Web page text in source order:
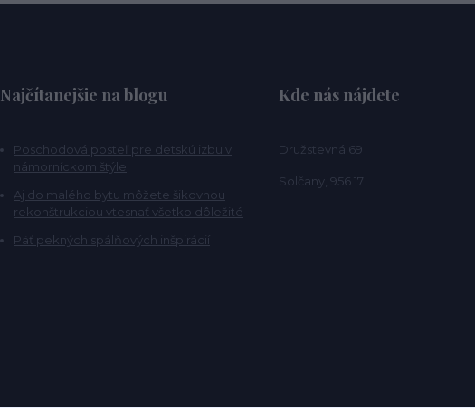
Najčítanejšie na blogu
Poschodová posteľ pre detskú izbu v
námorníckom štýle
Aj do malého bytu môžete šikovnou
rekonštrukciou vtesnať všetko dôležité
Päť pekných spálňových inšpirácií
Kde nás nájdete
Družstevná 69
Solčany, 956 17